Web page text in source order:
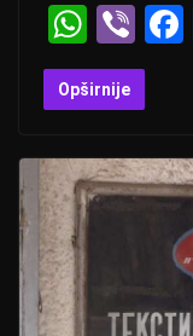
W
h
at
A
p
Vi
b
er
Opširnije